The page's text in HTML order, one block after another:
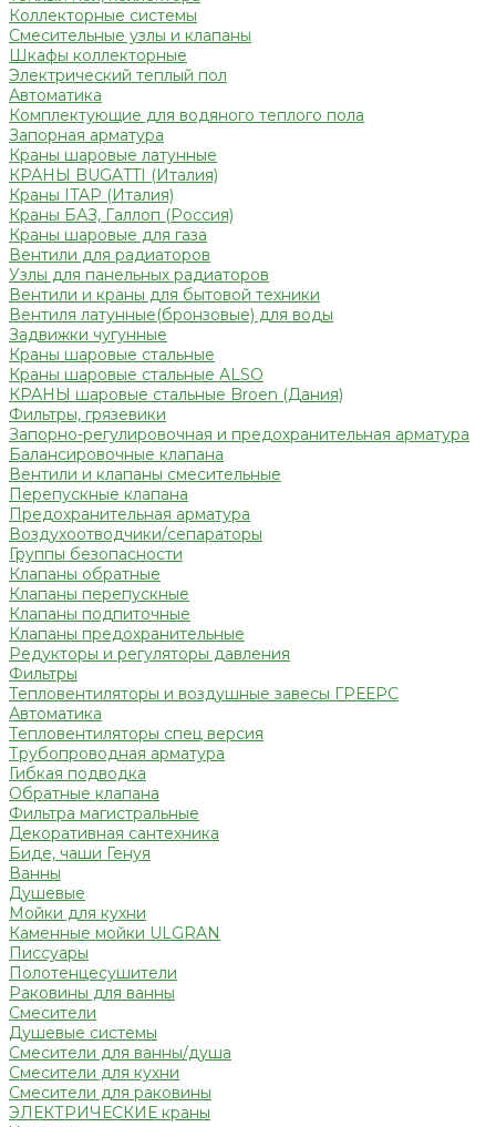
Коллекторные системы
Смесительные узлы и клапаны
Шкафы коллекторные
Электрический теплый пол
Автоматика
Комплектующие для водяного теплого пола
Запорная арматура
Краны шаровые латунные
КРАНЫ BUGATTI (Италия)
Краны ITAP (Италия)
Краны БАЗ, Галлоп (Россия)
Краны шаровые для газа
Вентили для радиаторов
Узлы для панельных радиаторов
Вентили и краны для бытовой техники
Вентиля латунные(бронзовые) для воды
Задвижки чугунные
Краны шаровые стальные
Краны шаровые стальные ALSO
КРАНЫ шаровые стальные Broen (Дания)
Фильтры, грязевики
Запорно-регулировочная и предохранительная арматура
Балансировочные клапана
Вентили и клапаны смесительные
Перепускные клапана
Предохранительная арматура
Воздухоотводчики/сепараторы
Группы безопасности
Клапаны обратные
Клапаны перепускные
Клапаны подпиточные
Клапаны предохранительные
Редукторы и регуляторы давления
Фильтры
Тепловентиляторы и воздушные завесы ГРЕЕРС
Автоматика
Тепловентиляторы спец версия
Трубопроводная арматура
Гибкая подводка
Обратные клапана
Фильтра магистральные
Декоративная сантехника
Биде, чаши Генуя
Ванны
Душевые
Мойки для кухни
Каменные мойки ULGRAN
Писсуары
Полотенцесушители
Раковины для ванны
Смесители
Душевые системы
Смесители для ванны/душа
Смесители для кухни
Смесители для раковины
ЭЛЕКТРИЧЕСКИЕ краны